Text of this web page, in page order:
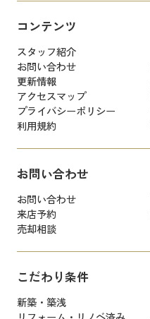
コンテンツ
スタッフ紹介
お問い合わせ
更新情報
アクセスマップ
プライバシーポリシー
利用規約
お問い合わせ
お問い合わせ
来店予約
売却相談
こだわり条件
新築・築浅